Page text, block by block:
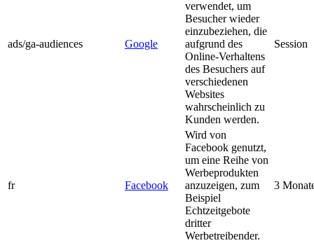
ads/ga-audiences Google
verwendet, um
Besucher wieder
einzubeziehen, die
aufgrund des
Online-Verhaltens
des Besuchers auf
verschiedenen
Websites
wahrscheinlich zu
Kunden werden.
Session
fr Facebook
Wird von
Facebook genutzt,
um eine Reihe von
Werbeprodukten
anzuzeigen, zum
Beispiel
Echtzeitgebote
dritter
Werbetreibender.
3